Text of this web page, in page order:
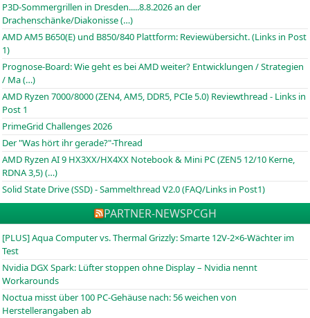
P3D-Sommergrillen in Dresden.....8.8.2026 an der
Drachenschänke/Diakonisse (…)
AMD AM5 B650(E) und B850/840 Plattform: Reviewübersicht. (Links in Post
1)
Prognose-Board: Wie geht es bei AMD weiter? Entwicklungen / Strategien
/ Ma (…)
AMD Ryzen 7000/8000 (ZEN4, AM5, DDR5, PCIe 5.0) Reviewthread - Links in
Post 1
PrimeGrid Challenges 2026
Der "Was hört ihr gerade?"-Thread
AMD Ryzen AI 9 HX3XX/HX4XX Notebook & Mini PC (ZEN5 12/10 Kerne,
RDNA 3,5) (…)
Solid State Drive (SSD) - Sammelthread V2.0 (FAQ/Links in Post1)
PARTNER-NEWSPCGH
[PLUS] Aqua Computer vs. Thermal Grizzly: Smarte 12V-2×6-Wächter im
Test
Nvidia DGX Spark: Lüfter stoppen ohne Display – Nvidia nennt
Workarounds
Noctua misst über 100 PC-Gehäuse nach: 56 weichen von
Herstellerangaben ab